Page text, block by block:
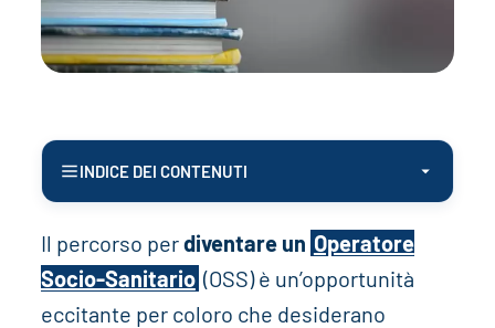
INDICE DEI CONTENUTI
Il percorso perdiventare un Operatore
Socio-Sanitario (OSS) è un’opportunità
eccitante per coloro che desiderano